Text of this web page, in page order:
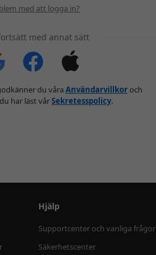
med att logga in?
med annat sätt
du våra Användarvillkoroch
har läst vårSekretesspolicy.
Hjälp
Supportcenter och vanliga frågor
Säkerhetscenter